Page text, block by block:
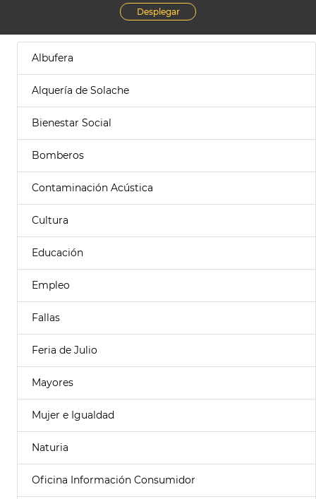
Desplegar
Albufera
Alquería de Solache
Bienestar Social
Bomberos
Contaminación Acústica
Cultura
Educación
Empleo
Fallas
Feria de Julio
Mayores
Mujer e Igualdad
Naturia
Oficina Información Consumidor